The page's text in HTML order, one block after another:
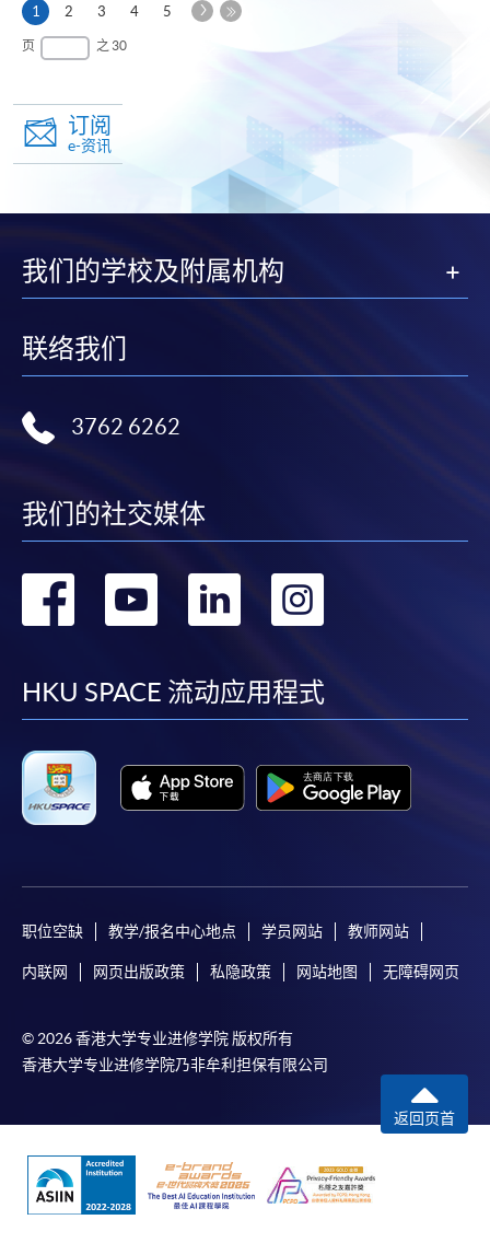
1 本
页
2 3 4 5
下
页 之 30
订阅
e-资讯
我们的学校及附属机构
联络我们
3762 6262
我们的社交媒体
转
facebook
转
youtube
转
linkedin
HKU SPACE 流动应用程式
职位空缺 教学/报名中心地点 学员网站 教师网站
内联网 网页出版政策 私隐政策 网站地图 无障碍网页
© 2026 香港大学专业进修学院 版权所有
香港大学专业进修学院乃非牟利担保有限公司
返回页首